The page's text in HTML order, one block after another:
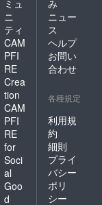
ミュ
ニ
ティ
CAM
PFI
RE
Crea
tion
CAM
PFI
RE
for
Soci
al
Goo
d
み
ニュー
ス
ヘルプ
お問い
合わせ
各種規定
利用規
約
細則
プライ
バシー
ポリ
シー